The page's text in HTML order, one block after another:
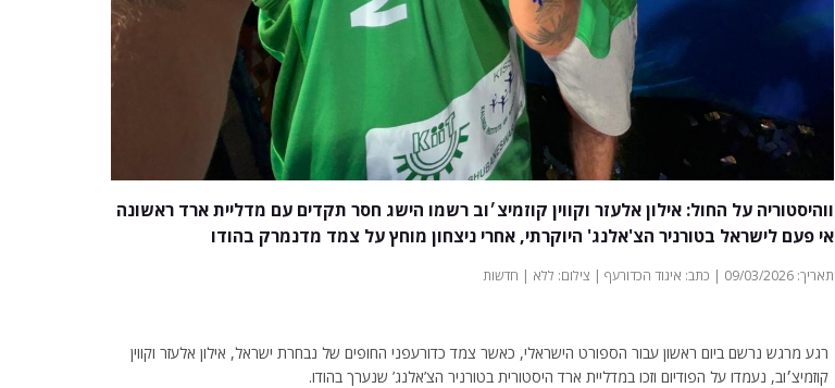
ווהיסטוריה על החול: אילון אלעזר וקווין קוזמיצ׳וב רשמו הישג חסר תקדים עם מדליית ארד ראשונה
אי פעם לישראל בטורניר הצ'אלנג' היוקרתי, אחרי ניצחון מוחץ על צמד מדנמרק בהודו
תאריך: 09/03/2026 | כתב: איגוד הכדורעף | צילום: ללא | חדשות
רגע מרגש נרשם ביום ראשון עבור הספורט הישראלי, כאשר צמד כדורעפני החופים של נבחרת ישראל, אילון אלעזר וקווין
קוזמיצ׳וב, נעמדו על הפודיום וזכו במדליית ארד היסטורית בטורניר הצ’אלנג’ שנערך בהודו.